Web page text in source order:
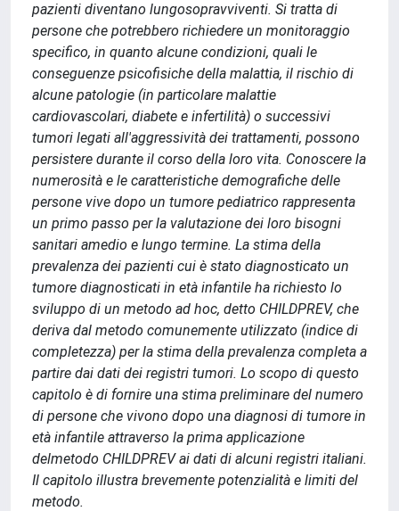
pazienti diventano lungosopravviventi. Si tratta di
persone che potrebbero richiedere un monitoraggio
specifico, in quanto alcune condizioni, quali le
conseguenze psicofisiche della malattia, il rischio di
alcune patologie (in particolare malattie
cardiovascolari, diabete e infertilità) o successivi
tumori legati all'aggressività dei trattamenti, possono
persistere durante il corso della loro vita. Conoscere la
numerosità e le caratteristiche demografiche delle
persone vive dopo un tumore pediatrico rappresenta
un primo passo per la valutazione dei loro bisogni
sanitari amedio e lungo termine. La stima della
prevalenza dei pazienti cui è stato diagnosticato un
tumore diagnosticati in età infantile ha richiesto lo
sviluppo di un metodo ad hoc, detto CHILDPREV, che
deriva dal metodo comunemente utilizzato (indice di
completezza) per la stima della prevalenza completa a
partire dai dati dei registri tumori. Lo scopo di questo
capitolo è di fornire una stima preliminare del numero
di persone che vivono dopo una diagnosi di tumore in
età infantile attraverso la prima applicazione
delmetodo CHILDPREV ai dati di alcuni registri italiani.
Il capitolo illustra brevemente potenzialità e limiti del
metodo.